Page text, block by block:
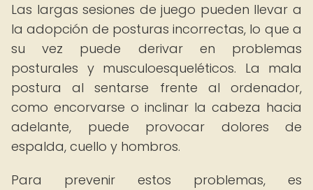
Las largas sesiones de juego pueden llevar a
la adopción de posturas incorrectas, lo que a
su vez puede derivar en problemas
posturales y musculoesqueléticos. La mala
postura al sentarse frente al ordenador,
como encorvarse o inclinar la cabeza hacia
adelante, puede provocar dolores de
espalda, cuello y hombros.
Para prevenir estos problemas, es